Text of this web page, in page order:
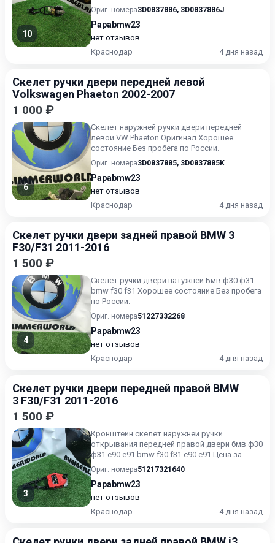
10
по России.
Ориг. номера3D0837886, 3D0837886J
Papabmw23
нет отзывов
Краснодар
4 дня назад
Скелет ручки двери передней левой
Volkswagen Phaeton 2002-2007
1 000 ₽
6
Скелет наружней ручки двери передней
левой VW Phaeton Оригинал Хорошее
состояние Без пробега по России.
Ориг. номера3D0837885, 3D0837885K
Papabmw23
нет отзывов
Краснодар
4 дня назад
Скелет ручки двери задней правой BMW 3
F30/F31 2011-2016
1 500 ₽
4
Скелет ручки двери натужней Бмв ф30 ф31
bmw f30 f31 Хорошее состояние Без пробега
по России.
Ориг. номера51227332268
Papabmw23
нет отзывов
Краснодар
4 дня назад
Скелет ручки двери передней правой BMW
3 F30/F31 2011-2016
1 500 ₽
3
Кронштейн скелет наружней ручки
открывания передней правой двери бмв ф30
ф31 е90 е91 bmw f30 f31 e90 e91 Цена за
скелет БЕЗ ТРОСИКА Оригинал...
Ориг. номера51217321640
Papabmw23
нет отзывов
Краснодар
4 дня назад